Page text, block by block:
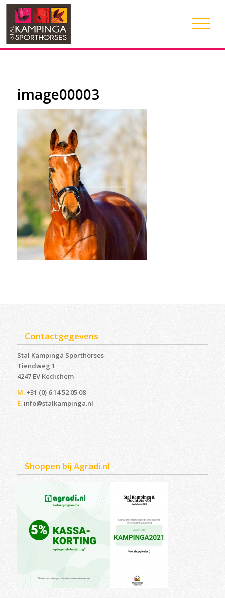
image00003
Contactgegevens
Stal Kampinga Sporthorses
Tiendweg 1
4247 EV Kedichem ‎
M.+31 (0) 6 14 52 05 08
E. info@stalkampinga.nl
Shoppen bij Agradi.nl